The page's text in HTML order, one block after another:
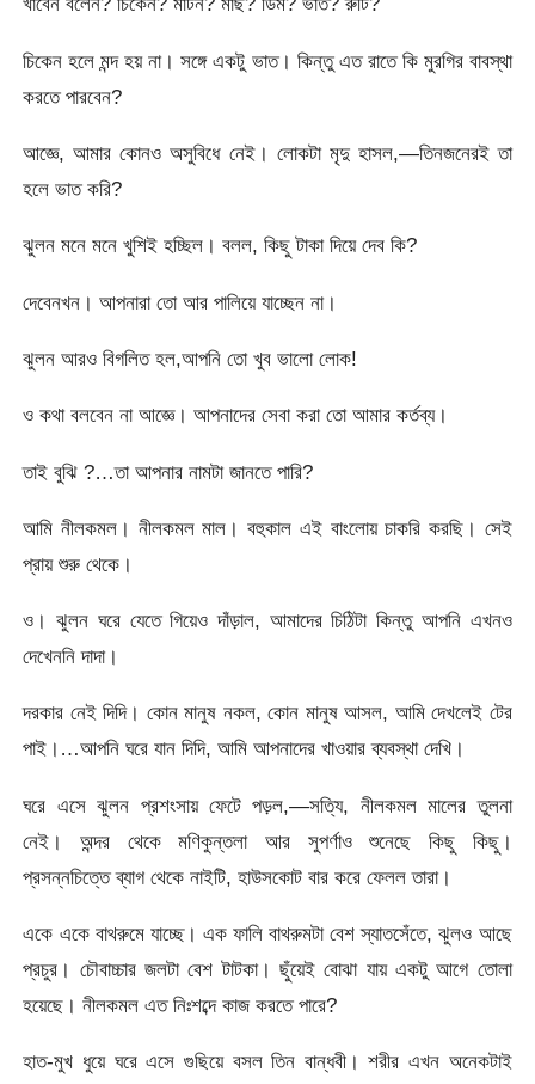
চিকেন হলে মন্দ হয় না। সঙ্গে একটু ভাত। কিন্তু এত রাতে কি মুরগির বাবস্থা
করতে পারবেন?
আজ্ঞে, আমার কোনও অসুবিধে নেই। লােকটা মৃদু হাসল,—তিনজনেরই তা
হলে ভাত করি?
ঝুলন মনে মনে খুশিই হচ্ছিল। বলল, কিছু টাকা দিয়ে দেব কি?
দেবেনখন। আপনারা তাে আর পালিয়ে যাচ্ছেন না।
ঝুলন আরও বিগলিত হল,আপনি তাে খুব ভালাে লােক!
ও কথা বলবেন না আজ্ঞে। আপনাদের সেবা করা তাে আমার কর্তব্য।
তাই বুঝি ?…তা আপনার নামটা জানতে পারি?
আমি নীলকমল। নীলকমল মাল। বহুকাল এই বাংলােয় চাকরি করছি। সেই
প্রায় শুরু থেকে।
ও। ঝুলন ঘরে যেতে গিয়েও দাঁড়াল, আমাদের চিঠিটা কিন্তু আপনি এখনও
দেখেননি দাদা।
দরকার নেই দিদি। কোন মানুষ নকল, কোন মানুষ আসল, আমি দেখলেই টের
পাই।…আপনি ঘরে যান দিদি, আমি আপনাদের খাওয়ার ব্যবস্থা দেখি।
ঘরে এসে ঝুলন প্রশংসায় ফেটে পড়ল,—সত্যি, নীলকমল মালের তুলনা
নেই। অন্দর থেকে মণিকুন্তলা আর সুপর্ণাও শুনেছে কিছু কিছু।
প্রসন্নচিত্তে ব্যাগ থেকে নাইটি, হাউসকোট বার করে ফেলল তারা।
একে একে বাথরুমে যাচ্ছে। এক ফালি বাথরুমটা বেশ স্যাতসেঁতে, ঝুলও আছে
প্রচুর। চৌবাচ্চার জলটা বেশ টাটকা। ছুঁয়েই বােঝা যায় একটু আগে তােলা
হয়েছে। নীলকমল এত নিঃশব্দে কাজ করতে পারে?
হাত-মুখ ধুয়ে ঘরে এসে গুছিয়ে বসল তিন বান্ধবী। শরীর এখন অনেকটাই